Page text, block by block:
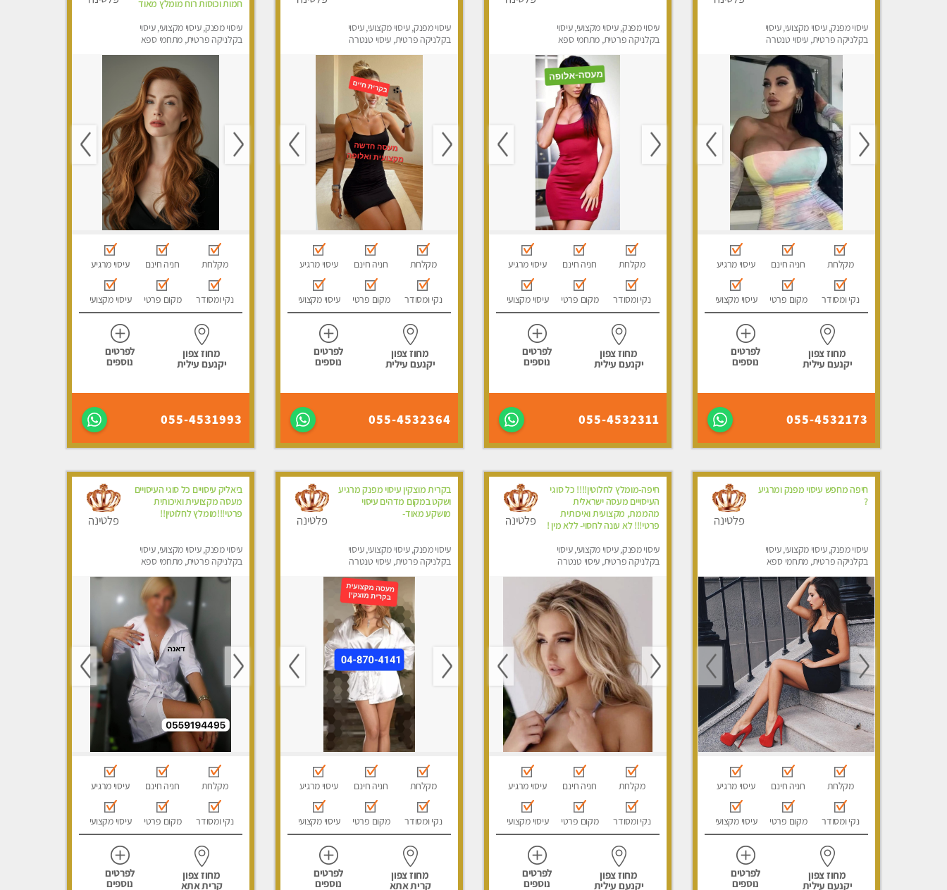
עיסוי מפנק, עיסוי מקצועי, עיסוי
בקלניקה פרטית, עיסוי טנטרה
מקלחת חניה חינם עיסוי מרגיע
נקי ומסודר מקום פרטי עיסוי מקצועי
מחוז צפון
יקנעם עילית
לפרטים
נוספים
055-4532173
עיסוי מפנק, עיסוי מקצועי, עיסוי
בקלניקה פרטית, מתחמי ספא
מקלחת חניה חינם עיסוי מרגיע
נקי ומסודר מקום פרטי עיסוי מקצועי
מחוז צפון
יקנעם עילית
לפרטים
נוספים
055-4532311
עיסוי מפנק, עיסוי מקצועי, עיסוי
בקלניקה פרטית, עיסוי טנטרה
מקלחת חניה חינם עיסוי מרגיע
נקי ומסודר מקום פרטי עיסוי מקצועי
מחוז צפון
יקנעם עילית
לפרטים
נוספים
055-4532364
חמות וכוסות רוח מומלץ מאוד
עיסוי מפנק, עיסוי מקצועי, עיסוי
בקלניקה פרטית, מתחמי ספא
מקלחת חניה חינם עיסוי מרגיע
נקי ומסודר מקום פרטי עיסוי מקצועי
מחוז צפון
יקנעם עילית
לפרטים
נוספים
055-4531993
חיפה מחפש עיסוי מפנק ומרגיע
?
עיסוי מפנק, עיסוי מקצועי, עיסוי
בקלניקה פרטית, מתחמי ספא
פלטינה
מקלחת חניה חינם עיסוי מרגיע
נקי ומסודר מקום פרטי עיסוי מקצועי
מחוז צפון
יקנעם עילית
לפרטים
נוספים
חיפה-מומלץ לחלוטין!!!! כל סוגי
העיסויים מעסה ישראלית
מהממת, מקצועית ואיכותית
פרטי!!! לא עונה לחסוי- ללא מין !
עיסוי מפנק, עיסוי מקצועי, עיסוי
בקלניקה פרטית, עיסוי טנטרה
פלטינה
מקלחת חניה חינם עיסוי מרגיע
נקי ומסודר מקום פרטי עיסוי מקצועי
מחוז צפון
יקנעם עילית
לפרטים
נוספים
בקרית מוצקין עיסוי מפנק מרגיע
ושקט במקום מדהים עיסוי
מושקע מאוד-
עיסוי מפנק, עיסוי מקצועי, עיסוי
בקלניקה פרטית, עיסוי טנטרה
פלטינה
מקלחת חניה חינם עיסוי מרגיע
נקי ומסודר מקום פרטי עיסוי מקצועי
מחוז צפון
קרית אתא
לפרטים
נוספים
ביאליק עיסויים כל סוגי העיסויים
מעסה מקצועית ואיכותית
פרטי!!!מומלץ לחלוטין!!
עיסוי מפנק, עיסוי מקצועי, עיסוי
בקלניקה פרטית, מתחמי ספא
פלטינה
מקלחת חניה חינם עיסוי מרגיע
נקי ומסודר מקום פרטי עיסוי מקצועי
מחוז צפון
קרית אתא
לפרטים
נוספים